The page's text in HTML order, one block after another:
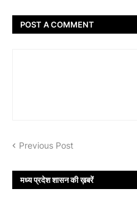
POST A COMMENT
Previous Post
मध्य प्रदेश शासन की ख़बरें